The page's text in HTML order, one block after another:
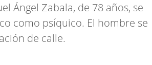
Ángel Zabala, de 78 años, se
como psíquico. El hombre se
de calle.